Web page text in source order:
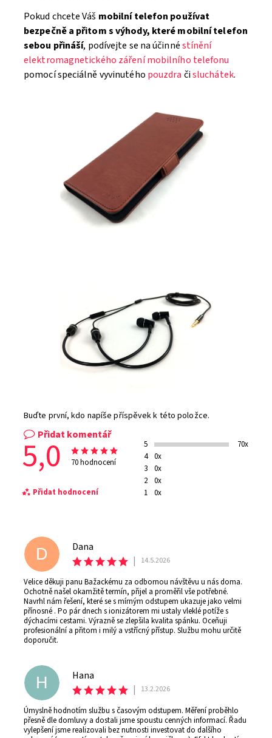
Pokud chcete Váš mobilní telefon používat
bezpečně a přitom s výhody, které mobilní telefon
sebou přináší, podívejte se na účinnéstínění
elektromagnetického záření mobilního telefonu
pomocí speciálně vyvinutého pouzdra čisluchátek.
Buďte první, kdo napíše příspěvek k této položce.
Přidat komentář
5,0 70 hodnocení
Přidat hodnocení
5
70x
4
0x
3
0x
2
0x
1
0x
Vložením hodnocení souhlasíte s
ochrany osobních údajů
D
Dana
|
14.5.2026
Velice děkuji panu Bažackému za odbornou návštěvu u nás doma.
Ochotně našel okamžitě termín, přijel a proměřil vše potřebné.
Navrhl nám řešení, které se s mírným odstupem ukazuje jako velmi
přínosné . Po pár dnech s ionizátorem mi ustaly vleklé potíže s
dýchacími cestami. Výrazně se zlepšila kvalita spánku. Oceňuji
profesionální a přitom i milý a vstřícný přístup. Službu mohu určitě
doporučit.
H
Hana
|
13.2.2026
Úmyslně hodnotím službu s časovým odstupem. Měření proběhlo
přesně dle domluvy a dostali jsme spoustu cenných informací. Řadu
vylepšení jsme realizovali bez nutnosti investovat do dalšího